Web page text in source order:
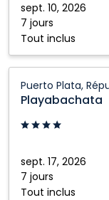
Fort Saint
Grande
Kelowna
Nanaimo
sept. 10, 2026
7 jours
Tout inclus
Puerto Plata,
Playabachata
sept. 17, 2026
7 jours
Tout inclus
Puerto
Plata,
République